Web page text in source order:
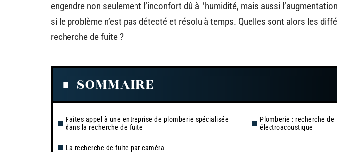
engendre non seulement l’inconfort dû à l’humidité, mais aussi
si le problème n’est pas détecté et résolu à temps. Quelles sont alors les
recherche de fuite ?
SOMMAIRE
Faites appel à une entreprise de plomberie spécialisée
dans la recherche de fuite
La recherche de fuite par caméra
Plomberie : recherche
électroacoustique